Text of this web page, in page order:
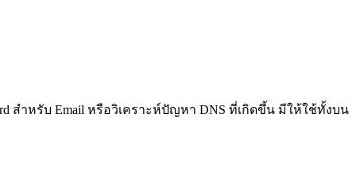
สำหรับ Email หรือวิเคราะห์ปัญหา DNS ที่เกิดขึ้น มีให้ใช้ทั้งบน